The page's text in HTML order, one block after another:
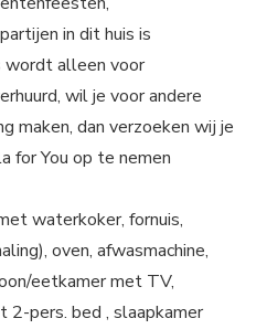
in dit huis is
wordt alleen voor
wil je voor andere
maken, dan verzoeken wij je
for You op te nemen
waterkoker, fornuis,
oven, afwasmachine,
eetkamer met TV,
pers. bed , slaapkamer